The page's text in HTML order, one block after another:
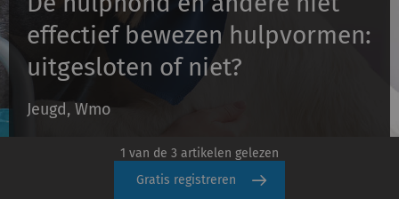
Inloggen
effectief bewezen hulpvormen:
uitgesloten of niet?
Jeugd, Wmo
1 van de 3 artikelen gelezen
Gratis registreren